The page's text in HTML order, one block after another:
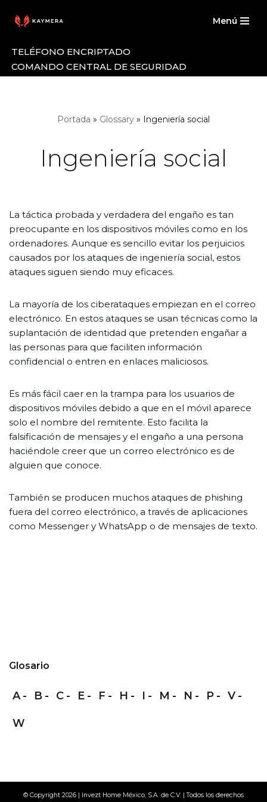
al
Menú
TELÉFONO ENCRIPTADO
COMANDO CENTRAL DE SEGURIDAD
Portada » Glossary » Ingeniería social
Ingeniería social
La táctica probada y verdadera del engaño es tan
preocupante en los dispositivos móviles como en los
ordenadores. Aunque es sencillo evitar los perjuicios
causados por los ataques de ingeniería social, estos
ataques siguen siendo muy eficaces.
La mayoría de los ciberataques empiezan en el correo
electrónico. En estos ataques se usan técnicas como la
suplantación de identidad que pretenden engañar a
las personas para que faciliten información
confidencial o entren en enlaces maliciosos.
Es más fácil caer en la trampa para los usuarios de
dispositivos móviles debido a que en el móvil aparece
solo el nombre del remitente. Esto facilita la
falsificación de mensajes y el engaño a una persona
haciéndole creer que un correo electrónico es de
alguien que conoce.
También se producen muchos ataques de phishing
fuera del correo electrónico, a través de aplicaciones
como Messenger y WhatsApp o de mensajes de texto.
Glosario
A B C E F H I M N P V
W
© Copyright 2026 | Invezt Home México, S.A. de C.V. | Todos los derechos